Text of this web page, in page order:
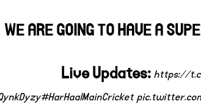
WE ARE GOING TO HAVE A
Live Updates: https://
#HarHaalMainCricket